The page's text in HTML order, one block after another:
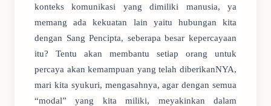
konteks komunikasi yang dimiliki manusia, ya
memang ada kekuatan lain yaitu hubungan kita
dengan Sang Pencipta, seberapa besar kepercayaan
itu? Tentu akan membantu setiap orang untuk
percaya akan kemampuan yang telah diberikanNYA,
mari kita syukuri, mengasahnya, agar dengan semua
“modal” yang kita miliki, meyakinkan dalam